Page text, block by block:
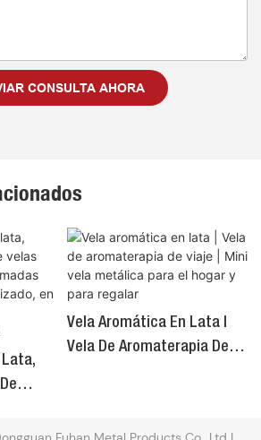
CONSULTA AHORA
Lata,
Vela Aromática En Lata |
Vela De Aromaterapia De